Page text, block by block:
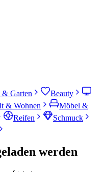
& Garten
Beauty
& Wohnen
Möbel &
Reifen
Schmuck
werden